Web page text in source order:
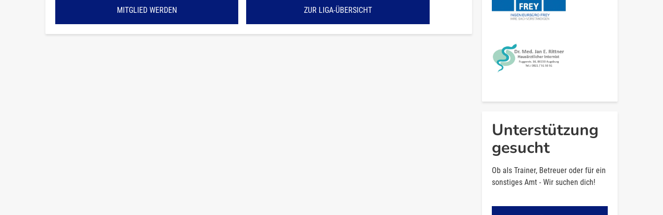
MITGLIED WERDEN ZUR LIGA-ÜBERSICHT
Unterstützung
gesucht
Ob als Trainer, Betreuer oder für ein
sonstiges Amt - Wir suchen dich!